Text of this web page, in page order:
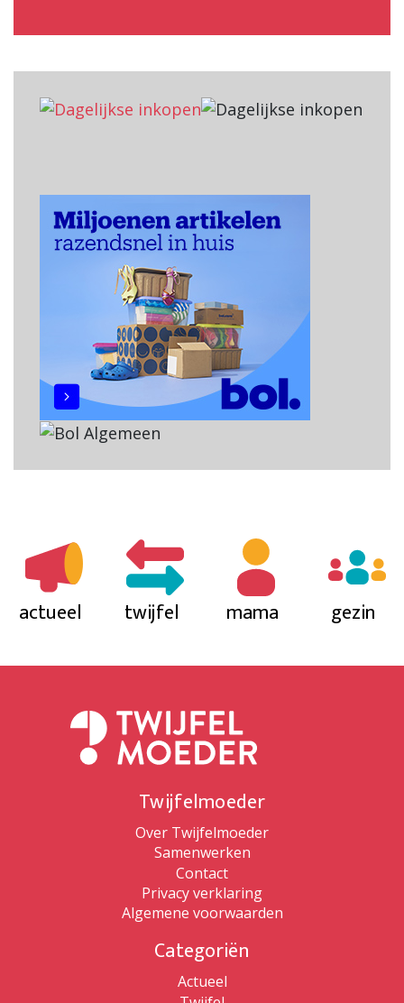
actueel twijfel mama gezin
Twijfelmoeder
Over Twijfelmoeder
Samenwerken
Contact
Privacy verklaring
Algemene voorwaarden
Categoriën
Actueel